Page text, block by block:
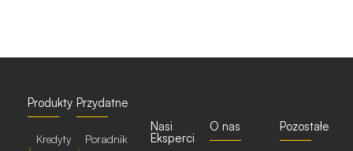
Produkty
Kredyty
Przydatne
Poradnik
Nasi
Eksperci
O nas Pozostałe